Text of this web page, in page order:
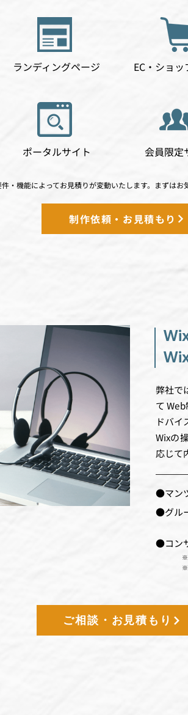
ランディングページ
ポータルサイト
EC・ショッ
会員限定
件・機能によってお見積りが変動いたします。まずはお
制作依頼・お見積もり
弊社で
て
ドバイ
Wixの
応じて
●マン
●グル
●コン
※
※
ご相談・お見積もり